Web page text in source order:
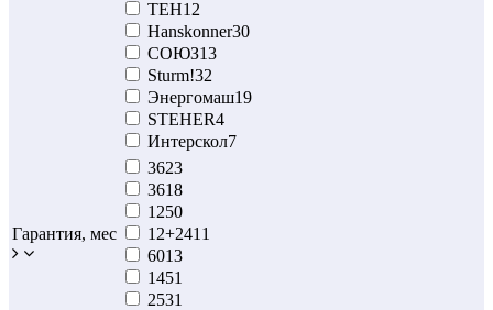
TEH12
Hanskonner30
СОЮЗ13
Sturm!32
Энергомаш19
STEHER4
Интерскол7
Гарантия, мес
3623
3618
1250
12+2411
6013
1451
2531